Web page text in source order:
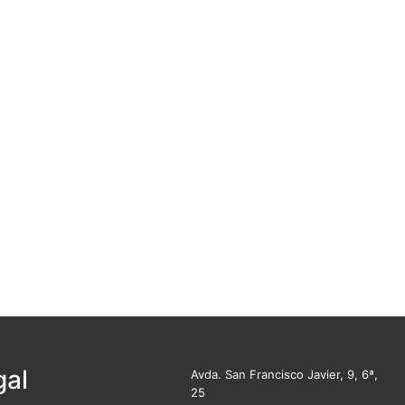
Avda. San Francisco Javier, 9, 6ª,
25